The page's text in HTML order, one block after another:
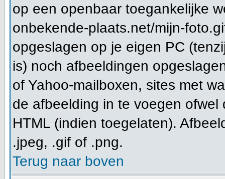
op een openbaar toegankelijke
onbekende-plaats.net/mijn-
opgeslagen op je eigen PC
is) noch afbeeldingen
of Yahoo-mailboxen, sites met
de afbeelding in te voegen
HTML (indien toegelaten).
.jpeg, .gif of .png.
Terug naar boven